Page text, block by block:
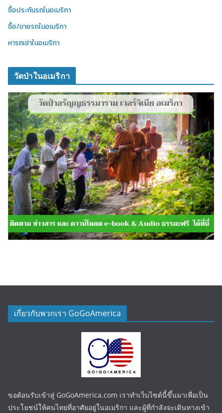
ซื้อประกันรถในอเมริกา
ซื้อ/ขายรถในอเมริกา
หารถเช่าในอเมริกา
วัดป่าในอเมริกา
เกี่ยวกับพวกเรา GoGoAmerica
ขอต้อนรับเข้าสู่ GoGoAmerica.com เราทำเว็บไซต์นี้ขึ้นมาเพื่อเป็น
ประโยชน์ให้คนไทยที่อาศัยอยู่ในอเมริกา และผู้ที่กำลังจะเดินทางเข้า